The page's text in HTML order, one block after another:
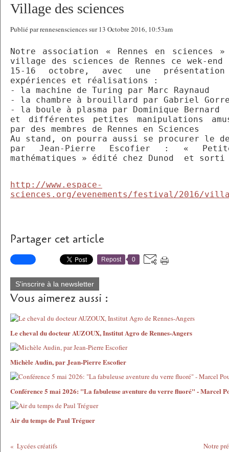
Village des sciences
Publié par rennesensciences sur 13 Octobre 2016, 10:53am
Notre association « Rennes en sciences
village des sciences de Rennes ce wek-
15-16 octobre, avec une
expériences et réalisations :
- la machine de Turing par Marc Raynaud
- la chambre à brouillard par Gabriel
- la boule à plasma par Dominique Bernard
et différentes petites manipulations
par des membres de Rennes en Sciences
Au stand, on pourra aussi se procurer le
par Jean-Pierre Escofier : «
mathématiques » édité chez Dunod et sorti
http://www.espace-
sciences.org/evenements/festival/2016/
Partager cet article
Repost 0
S'inscrire à la newsletter
Vous aimerez aussi :
Le cheval du docteur AUZOUX, Institut Agro de Rennes-Angers
Michèle Audin, par Jean-Pierre Escofier
Conférence 5 mai 2026: "La fabuleuse aventure du verre fluoré" - Marcel
Air du temps de Paul Tréguer
Lycées créatifs Notre